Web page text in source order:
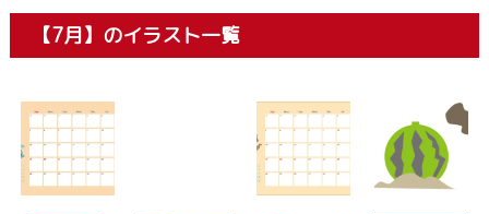
【7月】のイラスト一覧